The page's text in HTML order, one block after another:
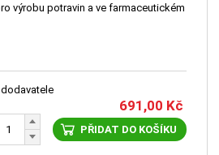
a ve farmaceutickém
691,00 Kč
PŘIDAT DO KOŠÍKU